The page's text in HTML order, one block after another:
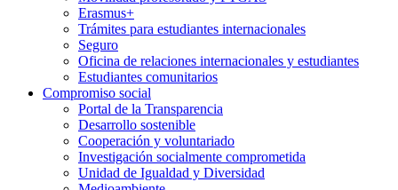
Erasmus+
Trámites para estudiantes internacionales
Seguro
Oficina de relaciones internacionales y estudiantes
Estudiantes comunitarios
Compromiso social
Portal de la Transparencia
Desarrollo sostenible
Cooperación y voluntariado
Investigación socialmente comprometida
Unidad de Igualdad y Diversidad